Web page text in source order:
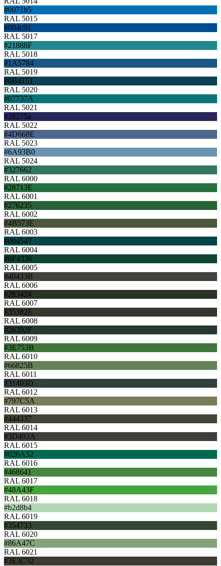
#0071b5
RAL 5015
#004c91
RAL 5017
#21888F
RAL 5018
#1A5784
RAL 5019
#0B4151
RAL 5020
#07737A
RAL 5021
#28275a
RAL 5022
#4D668E
RAL 5023
#6A93B0
RAL 5024
#327662
RAL 6000
#28713E
RAL 6001
#276235
RAL 6002
#4B573E
RAL 6003
#004547
RAL 6004
#0F4336
RAL 6005
#40433B
RAL 6006
#283424
RAL 6007
#35382E
RAL 6008
#26392F
RAL 6009
#3E753B
RAL 6010
#66825B
RAL 6011
#31403D
RAL 6012
#797C5A
RAL 6013
#444337
RAL 6014
#3D403A
RAL 6015
#026A52
RAL 6016
#468641
RAL 6017
#48A43F
RAL 6018
#b2d8b4
RAL 6019
#354733
RAL 6020
#86A47C
RAL 6021
#3E3C32